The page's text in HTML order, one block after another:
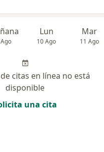
Lun
10 Ago
Mar
11 Ago
citas en línea no está
disponible
una cita